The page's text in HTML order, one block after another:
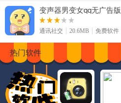
变声器男变女qq无广告版
通讯社交 20.6MB 免费软件
热门软件